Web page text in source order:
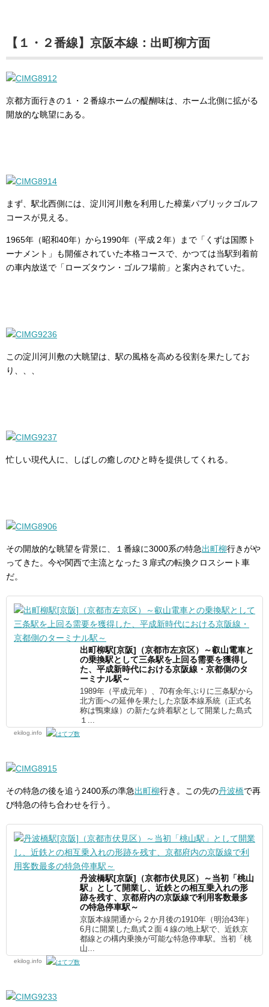
【１・２番線】京阪本線：出町柳方面
京都方面行きの１・２番線ホームの醍醐味は、ホーム北側に拡がる
開放的な眺望にある。
まず、駅北西側には、淀川河川敷を利用した樟葉パブリックゴルフ
コースが見える。
1965年（昭和40年）から1990年（平成２年）まで「くずは国際ト
ーナメント」も開催されていた本格コースで、かつては当駅到着前
の車内放送で「ローズタウン・ゴルフ場前」と案内されていた。
この淀川河川敷の大眺望は、駅の風格を高める役割を果たしてお
り、、、
忙しい現代人に、しばしの癒しのひと時を提供してくれる。
その開放的な眺望を背景に、１番線に3000系の特急出町柳行きがや
ってきた。今や関西で主流となった３扉式の転換クロスシート車
だ。
出町柳駅[京阪]（京都市左京区）～叡山電車と
の乗換駅として三条駅を上回る需要を獲得し
た、平成新時代における京阪線・京都側のタ
ーミナル駅～
1989年（平成元年）、70有余年ぶりに三条駅から
北方面への延伸を果たした京阪本線系統（正式名
称は鴨東線）の新たな終着駅として開業した島式
１...
ekilog.info
その特急の後を追う2400系の準急出町柳行き。この先の丹波橋で再
び特急の待ち合わせを行う。
丹波橋駅[京阪]（京都市伏見区）～当初「桃山
駅」として開業し、近鉄との相互乗入れの形
跡を残す、京都府内の京阪線で利用客数最多
の特急停車駅～
京阪本線開通から２か月後の1910年（明治43年）
6月に開業した島式２面４線の地上駅で、近鉄京
都線との構内乗換が可能な特急停車駅。当初「桃
山...
ekilog.info